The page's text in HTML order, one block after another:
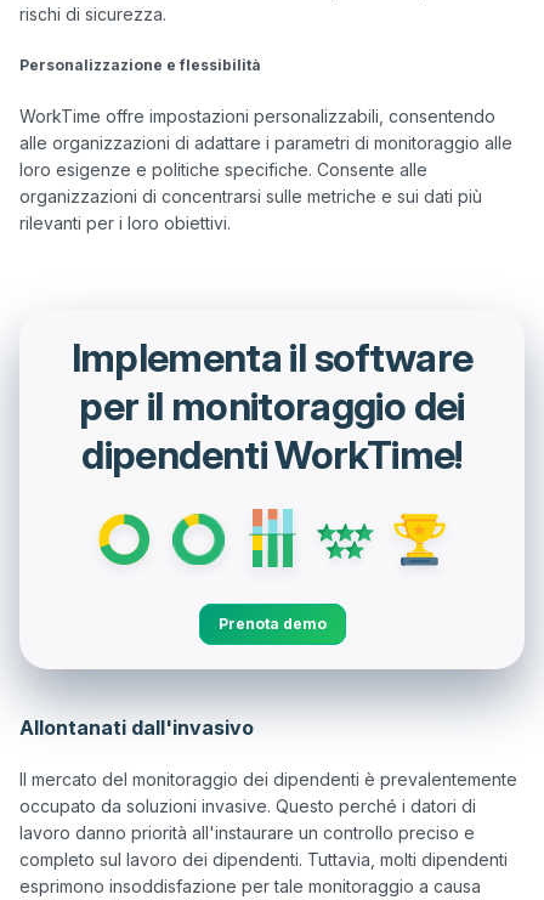
rischi di sicurezza.
Personalizzazione e flessibilità
WorkTime offre impostazioni personalizzabili, consentendo
alle organizzazioni di adattare i parametri di monitoraggio alle
loro esigenze e politiche specifiche. Consente alle
organizzazioni di concentrarsi sulle metriche e sui dati più
Implementa il software
per il monitoraggio dei
dipendenti WorkTime!
Prenota demo
Allontanati dall'invasivo
Il mercato del monitoraggio dei dipendenti è prevalentemente
occupato da soluzioni invasive. Questo perché i datori di
lavoro danno priorità all'instaurare un controllo preciso e
completo sul lavoro dei dipendenti. Tuttavia, molti dipendenti
esprimono insoddisfazione per tale monitoraggio a causa